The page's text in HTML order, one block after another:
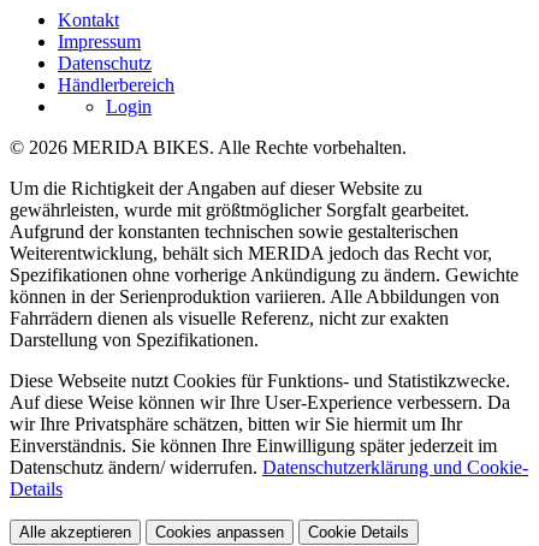
Kontakt
Impressum
Datenschutz
Händlerbereich
Login
© 2026 MERIDA BIKES. Alle Rechte vorbehalten.
Um die Richtigkeit der Angaben auf dieser Website zu
gewährleisten, wurde mit größtmöglicher Sorgfalt gearbeitet.
Aufgrund der konstanten technischen sowie gestalterischen
Weiterentwicklung, behält sich MERIDA jedoch das Recht vor,
Spezifikationen ohne vorherige Ankündigung zu ändern. Gewichte
können in der Serienproduktion variieren. Alle Abbildungen von
Fahrrädern dienen als visuelle Referenz, nicht zur exakten
Darstellung von Spezifikationen.
Diese Webseite nutzt Cookies für Funktions- und Statistikzwecke.
Auf diese Weise können wir Ihre User-Experience verbessern. Da
wir Ihre Privatsphäre schätzen, bitten wir Sie hiermit um Ihr
Einverständnis. Sie können Ihre Einwilligung später jederzeit im
Datenschutz ändern/ widerrufen. Datenschutzerklärung und Cookie-
Details
Alle akzeptieren Cookies anpassen Cookie Details